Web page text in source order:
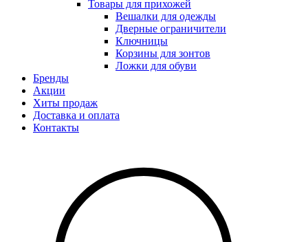
Товары для прихожей
Вешалки для одежды
Дверные ограничители
Ключницы
Корзины для зонтов
Ложки для обуви
Бренды
Акции
Хиты продаж
Доставка и оплата
Контакты